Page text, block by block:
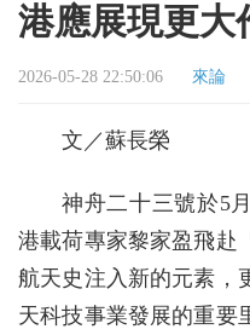
港應展現更大
2026-05-28 22:50:06 來論
文／蘇長榮
神舟二十三號於5
港載荷專家黎家盈飛赴
航天史注入新的元素，
天科技事業發展的重要